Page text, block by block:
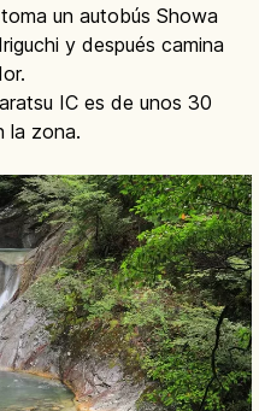
un autobús Showa
y después camina
IC es de unos 30
la zona.